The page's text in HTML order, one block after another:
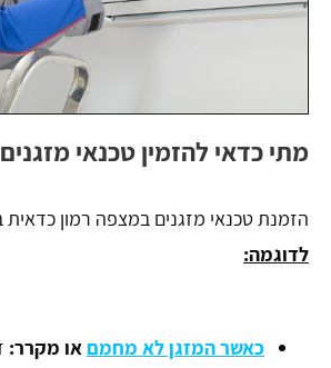
מתי כדאי להזמין טכנאי
הזמנת טכנאי מזגנים במצפה רמון כדאית
לדוגמה:
כאשר המזגן לא מחמם או מקרר: